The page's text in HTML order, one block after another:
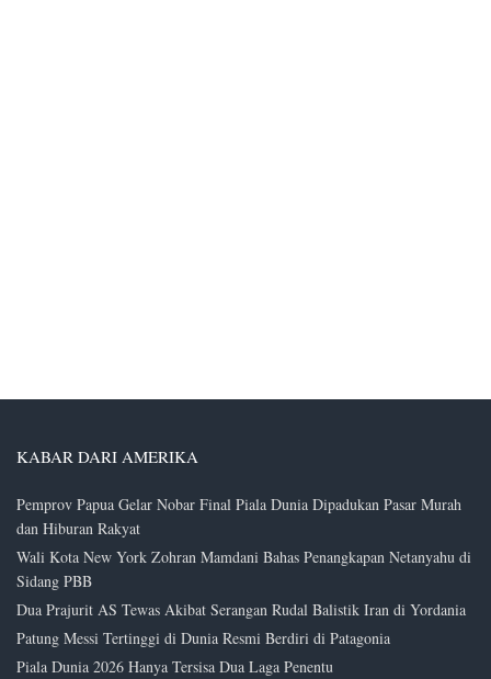
KABAR DARI AMERIKA
Pemprov Papua Gelar Nobar Final Piala Dunia Dipadukan Pasar Murah
dan Hiburan Rakyat
Wali Kota New York Zohran Mamdani Bahas Penangkapan Netanyahu di
Sidang PBB
Dua Prajurit AS Tewas Akibat Serangan Rudal Balistik Iran di Yordania
Patung Messi Tertinggi di Dunia Resmi Berdiri di Patagonia
Piala Dunia 2026 Hanya Tersisa Dua Laga Penentu